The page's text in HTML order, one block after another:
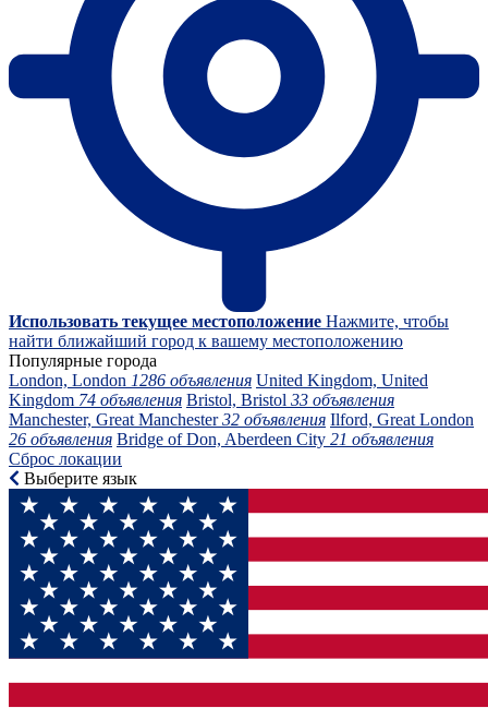
Использовать текущее местоположение Нажмите, чтобы
найти ближайший город к вашему местоположению
Популярные города
London, London 1286 объявления United Kingdom, United
Kingdom 74 объявления Bristol, Bristol 33 объявления
Manchester, Great Manchester32 объявления Ilford, Great London
26 объявления Bridge of Don, Aberdeen City 21 объявления
Сброс локации
Выберите язык